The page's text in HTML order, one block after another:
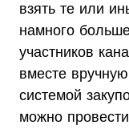
взять те или
намного
участников
вместе
системой
можно